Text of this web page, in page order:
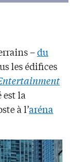
–du
les édifices
est la
à l’aréna